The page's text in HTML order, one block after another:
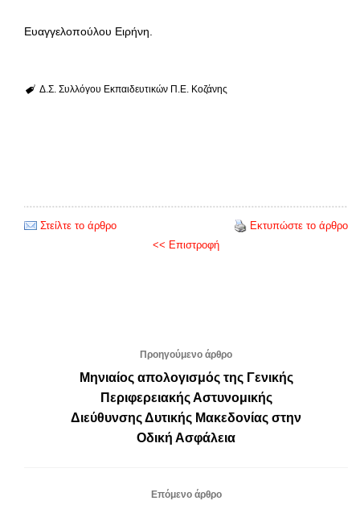
Ευαγγελοπούλου Ειρήνη.
Δ.Σ. Συλλόγου Εκπαιδευτικών Π.Ε. Κοζάνης
Στείλτε το άρθρο
Εκτυπώστε το άρθρο
<< Επιστροφή
Προηγούμενο άρθρο
Μηνιαίος απολογισμός της Γενικής
Περιφερειακής Αστυνομικής
Διεύθυνσης Δυτικής Μακεδονίας στην
Οδική Ασφάλεια
Επόμενο άρθρο